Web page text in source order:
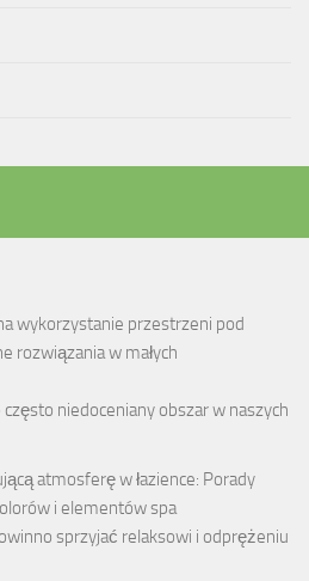
wykorzystanie przestrzeni pod
rozwiązania w małych
niedoceniany obszar w naszych
atmosferę w łazience: Porady
i elementów spa
sprzyjać relaksowi i odprężeniu